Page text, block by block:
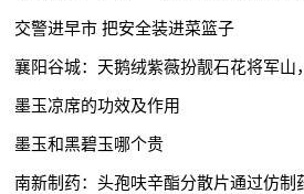
交警进早市 把安全装进菜篮子
襄阳谷城：天鹅绒紫薇扮靓石花将军山
墨玉凉席的功效及作用
墨玉和黑碧玉哪个贵
南新制药：头孢呋辛酯分散片通过仿制